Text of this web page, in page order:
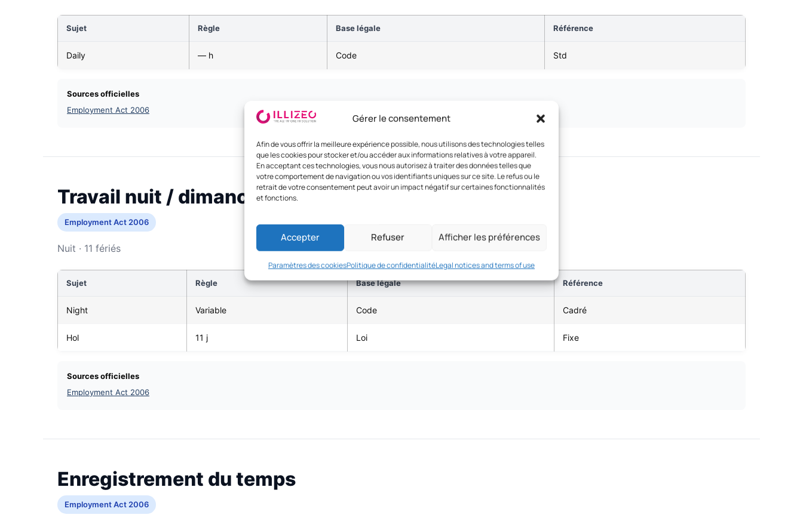
Gérer le consentement
Afin de vous offrir la meilleure expérience possible, nous utilisons des technologies telles
que les cookies pour stocker et/ou accéder aux informations relatives à votre appareil.
En acceptant ces technologies, vous nous autorisez à traiter des données telles que
votre comportement de navigation ou vos identifiants uniques sur ce site. Le refus ou le
retrait de votre consentement peut avoir un impact négatif sur certaines fonctionnalités
et fonctions.
Accepter Refuser Afficher les préférences
Paramètres des cookiesPolitique de confidentialitéLegal notices and terms of use
Sujet Règle Base légale Référence
Daily — h Code Std
Sources officielles
Employment Act 2006
Travail nuit / dimanche / fériés
Employment Act 2006
Nuit · 11 fériés
Sujet Règle Base légale Référence
Night Variable Code Cadré
Hol 11 j Loi Fixe
Sources officielles
Employment Act 2006
Enregistrement du temps
Employment Act 2006